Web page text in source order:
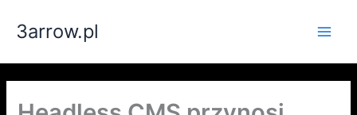
3arrow.pl